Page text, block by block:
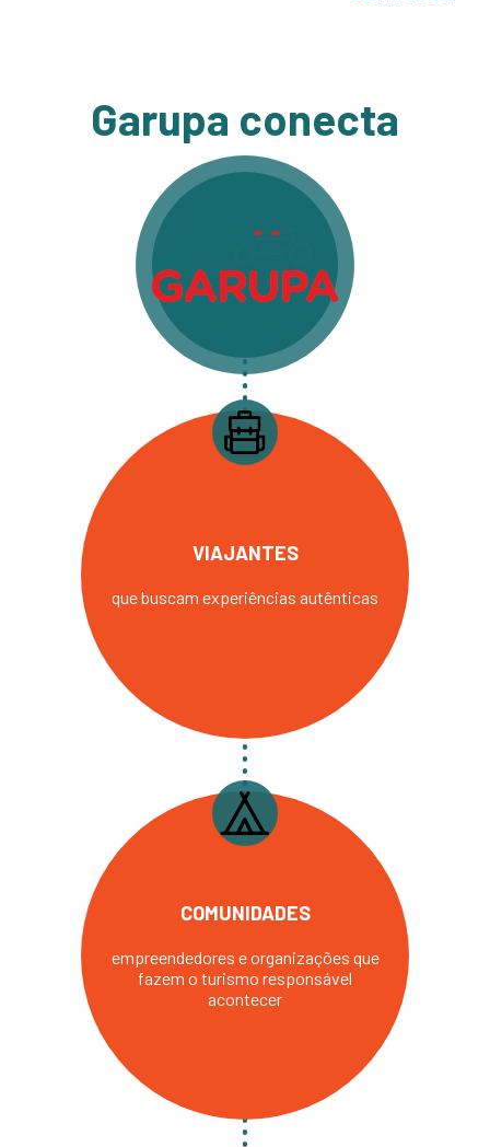
Garupa conecta
VIAJANTES
que buscam experiências autênticas
COMUNIDADES
empreendedores e organizações que
fazem o turismo responsável
acontecer